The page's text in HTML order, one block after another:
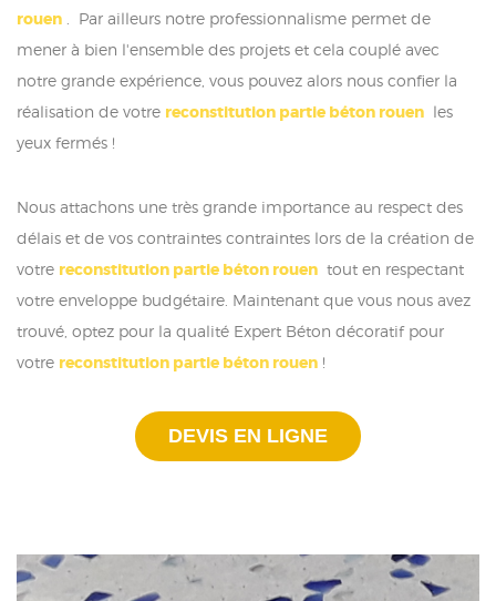
rouen . Par ailleurs notre professionnalisme permet de
mener à bien l'ensemble des projets et cela couplé avec
notre grande expérience, vous pouvez alors nous confier la
réalisation de votre reconstitution partie béton rouen les
yeux fermés !
Nous attachons une très grande importance au respect des
délais et de vos contraintes contraintes lors de la création de
votre reconstitution partie béton rouen tout en respectant
votre enveloppe budgétaire. Maintenant que vous nous avez
trouvé, optez pour la qualité Expert Béton décoratif pour
votre reconstitution partie béton rouen !
DEVIS EN LIGNE